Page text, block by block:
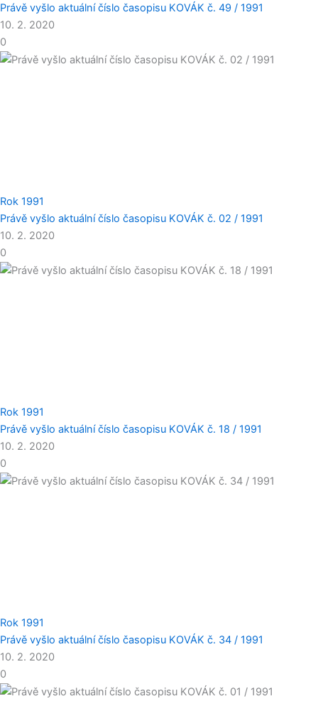
Právě vyšlo aktuální číslo časopisu KOVÁK č. 49 / 1991
10. 2. 2020
0
Rok 1991
Právě vyšlo aktuální číslo časopisu KOVÁK č. 02 / 1991
10. 2. 2020
0
Rok 1991
Právě vyšlo aktuální číslo časopisu KOVÁK č. 18 / 1991
10. 2. 2020
0
Rok 1991
Právě vyšlo aktuální číslo časopisu KOVÁK č. 34 / 1991
10. 2. 2020
0